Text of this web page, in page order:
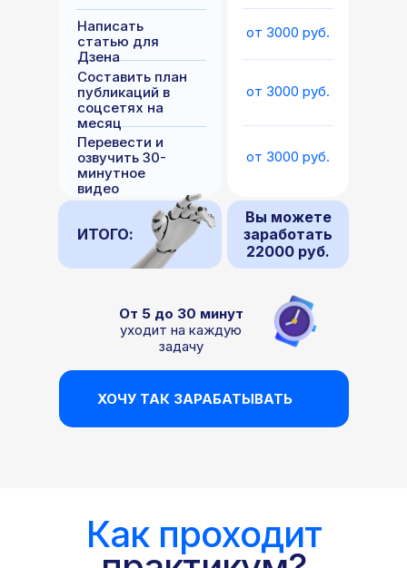
От 5 до 30 минут
уходит на каждую
задачу
от 3000 руб.
от 3000 руб.
от 3000 руб.
Вы можете
заработать
22000 руб.
Составить план
публикаций в
соцсетях на
месяц
Написать
статью для
Дзена
Перевести и
озвучить 30-
минутное
видео
ИТОГО:
ХОЧУ ТАК ЗАРАБАТЫВАТЬ
Как проходит